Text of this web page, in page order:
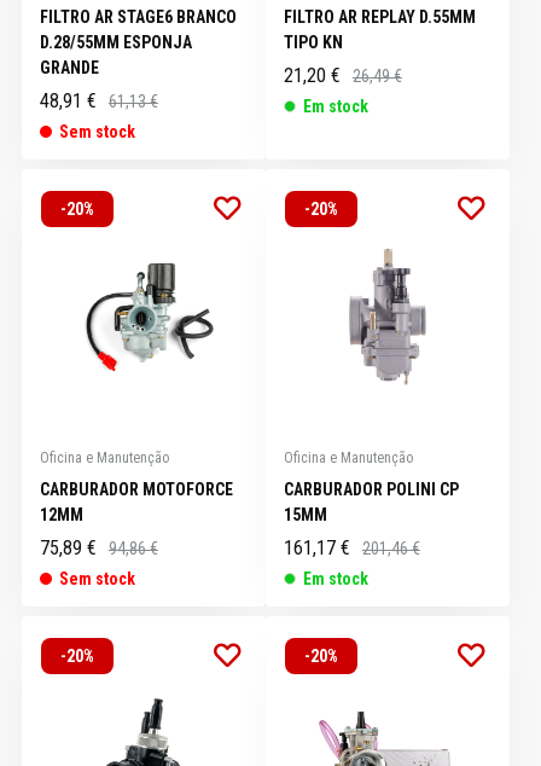
FILTRO AR STAGE6 BRANCO
D.28/55MM ESPONJA
GRANDE
48,91 €
61,13 €
Sem stock
FILTRO AR REPLAY D.55MM
TIPO KN
21,20 €
26,49 €
Em stock
-20%
Oficina e Manutenção
CARBURADOR MOTOFORCE
12MM
75,89 €
94,86 €
Sem stock
-20%
Oficina e Manutenção
CARBURADOR POLINI CP
15MM
161,17 €
201,46 €
Em stock
-20% -20%